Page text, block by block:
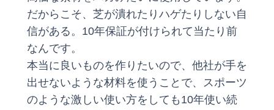
だからこそ、芝が潰れたりハゲたりしない自
信がある。10年保証が付けられて当たり前
なんです。
本当に良いものを作りたいので、他社が手を
出せないような材料を使うことで、スポーツ
のような激しい使い方をしても10年使い続